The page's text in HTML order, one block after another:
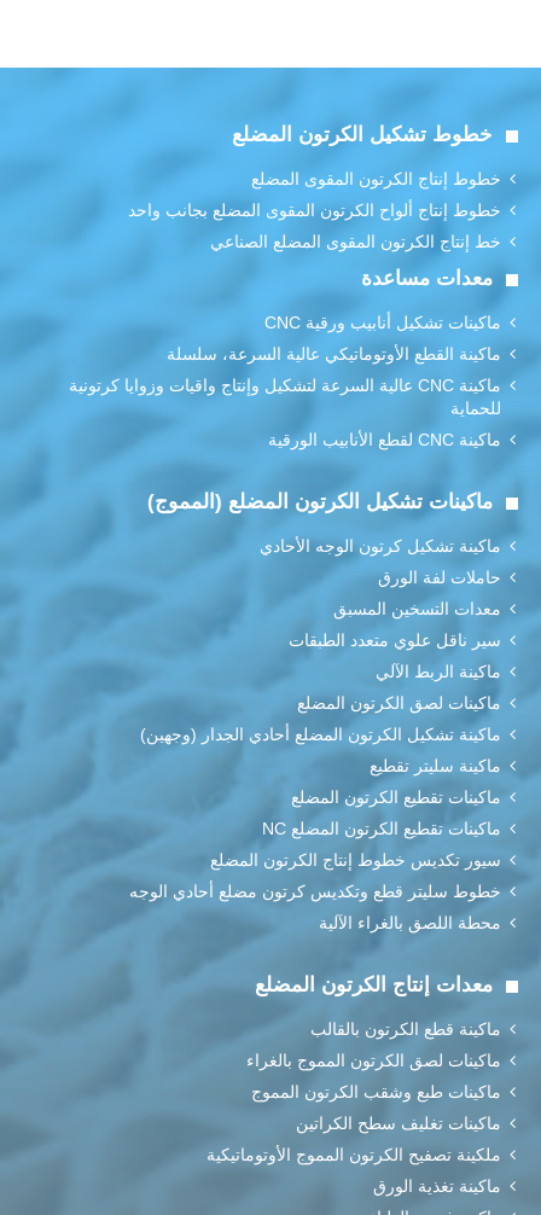
خطوط تشكيل الكرتون المضلع
خطوط إنتاج الكرتون المقوى المضلع
خطوط إنتاج ألواح الكرتون المقوى المضلع بجانب واحد
خط إنتاج الكرتون المقوى المضلع الصناعي
معدات مساعدة
ماكينات تشكيل أنابيب ورقية CNC
ماكينة القطع الأوتوماتيكي عالية السرعة، سلسلة
ماكينة CNC عالية السرعة لتشكيل وإنتاج واقيات وزوايا كرتونية
للحماية
ماكينة CNC لقطع الأنابيب الورقية
ماكينات تشكيل الكرتون المضلع (المموج)
ماكينة تشكيل كرتون الوجه الأحادي
حاملات لفة الورق
معدات التسخين المسبق
سير ناقل علوي متعدد الطبقات
ماكينة الربط الآلي
ماكينات لصق الكرتون المضلع
ماكينة تشكيل الكرتون المضلع أحادي الجدار (وجهين)
ماكينة سليتر تقطيع
ماكينات تقطيع الكرتون المضلع
ماكينات تقطيع الكرتون المضلع NC
سيور تكديس خطوط إنتاج الكرتون المضلع
خطوط سليتر قطع وتكديس كرتون مضلع أحادي الوجه
محطة اللصق بالغراء الآلية
معدات إنتاج الكرتون المضلع
ماكينة قطع الكرتون بالقالب
ماكينات لصق الكرتون المموج بالغراء
ماكينات طبع وشقب الكرتون المموج
ماكينات تغليف سطح الكراتين
ملكينة تصفيح الكرتون المموج الأوتوماتيكية
ماكينة تغذية الورق